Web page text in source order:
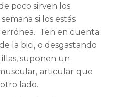
poco sirven los
si los estás
Ten en cuenta
la bici, o desgastando
suponen un
articular que
lado.